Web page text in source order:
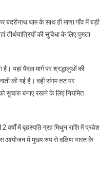
धाम के साथ ही माणा गाँव में बड़ी
की सुविधा के लिए पुख्ता
है। यहां पैदल मार्ग पर श्रद्धालुओं की
की गई है। वहीं संगम तट पर
सुचारु बनाए रखने के लिए नियमित
वर्षों में बृहस्पति ग्रह मिथुन राशि में प्रवेश
आयोजन में मुख्य रुप से दक्षिण भारत के